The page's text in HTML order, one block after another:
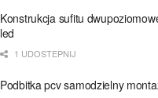
Konstrukcja sufitu
led
1 UDOSTEPNIJ
Podbitka pcv samodzielny